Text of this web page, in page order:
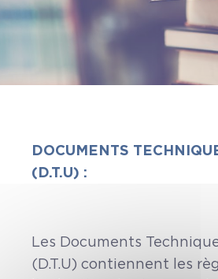
DOCUMENTS
(D.T.U) :
Les Documents
(D.T.U) contiennent les